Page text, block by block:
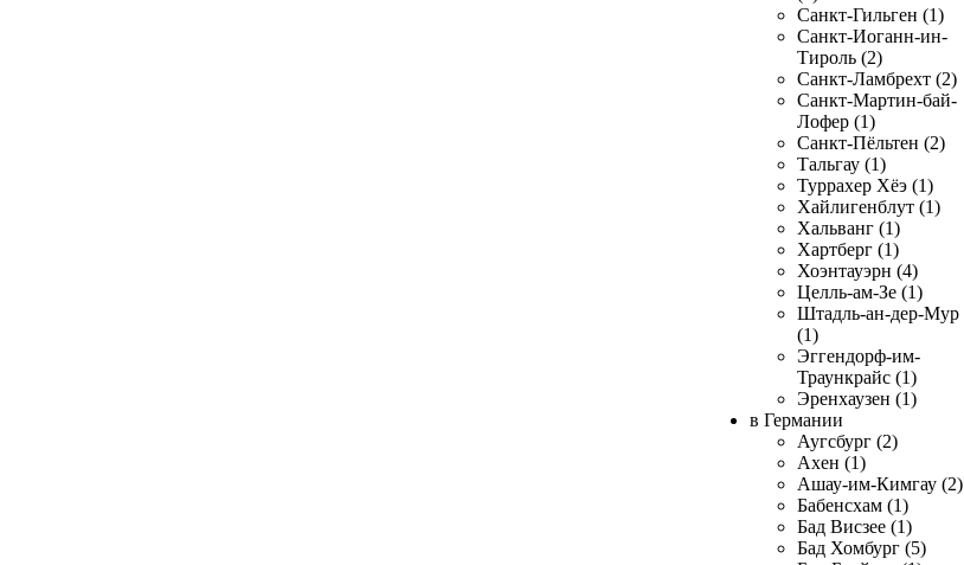
Санкт-Гильген (1)
Санкт-Иоганн-ин-
Тироль (2)
Санкт-Ламбрехт (2)
Санкт-Мартин-бай-
Лофер (1)
Санкт-Пёльтен (2)
Тальгау (1)
Туррахер Хёэ (1)
Хайлигенблут (1)
Хальванг (1)
Хартберг (1)
Хоэнтауэрн (4)
Целль-ам-Зе (1)
Штадль-ан-дер-Мур
(1)
Эггендорф-им-
Траункрайс (1)
Эренхаузен (1)
в Германии
Аугсбург (2)
Ахен (1)
Ашау-им-Кимгау (2)
Бабенсхам (1)
Бад Висзее (1)
Бад Хомбург (5)